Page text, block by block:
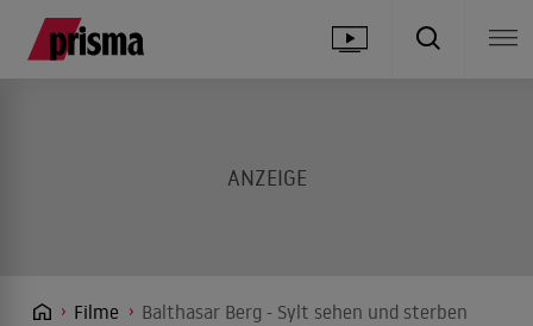
Filme Balthasar Berg - Sylt sehen und sterben